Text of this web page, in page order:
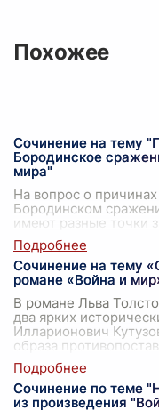
Похожее
Сочинение на тему
Бородинское
мира"
На вопрос о
Бородинском
имеют разные точки
значимых
Сочинение на тему
романе «Война и
В романе Льва
два ярких
Илларионович
образа
Сочинение по теме
из произведения